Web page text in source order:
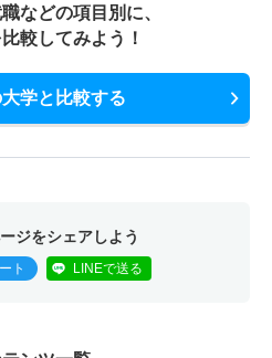
などの項目別に、
較してみよう！
学と比較する
ジをシェアしよう
ト LINEで送る